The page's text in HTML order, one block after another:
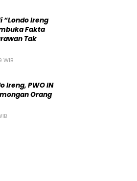
“Londo Ireng
Fakta
Tak
WIB
Ireng, PWO IN
Orang